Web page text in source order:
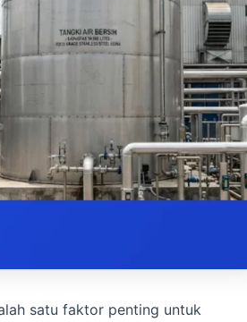
satu faktor penting untuk